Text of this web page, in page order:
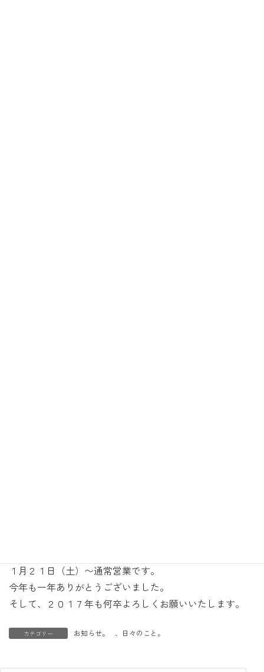
１月２１日（土）〜通常営業です。
今年も一年ありがとうございました。
そして、２０１７年も何卒よろしくお願いいたします。
カテゴリー お知らせ。 、 日々のこと。